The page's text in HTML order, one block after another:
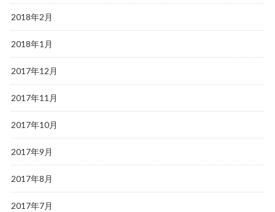
2018年2月
2018年1月
2017年12月
2017年11月
2017年10月
2017年9月
2017年8月
2017年7月